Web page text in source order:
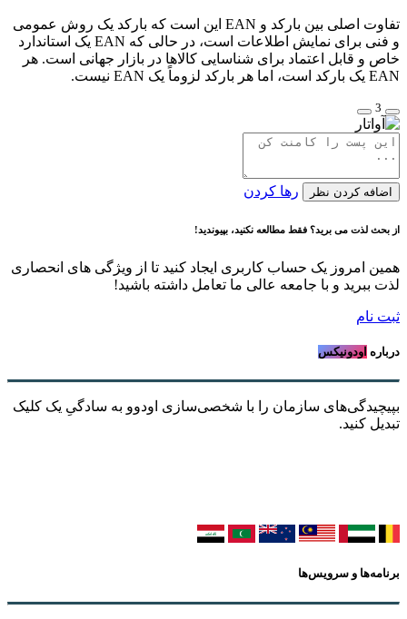
تفاوت اصلی بین بارکد و EAN این است که بارکد یک روش عمومی
و فنی برای نمایش اطلاعات است، در حالی که EAN یک استاندارد
خاص و قابل اعتماد برای شناسایی کالاها در بازار جهانی است. هر
EAN یک بارکد است، اما هر بارکد لزوماً یک EAN نیست.
3
اضافه کردن نظر رها کردن
از بحث لذت می برید؟ فقط مطالعه نکنید، بپیوندید!
همین امروز یک حساب کاربری ایجاد کنید تا از ویژگی های انحصاری
لذت ببرید و با جامعه عالی ما تعامل داشته باشید!
ثبت نام
درباره اودونیکس
بپیچیدگی‌های سازمان را با شخصی‌سازی اودوو به سادگیِ یک کلیک
تبدیل کنید.
برنامه‌ها و سرویس‌ها